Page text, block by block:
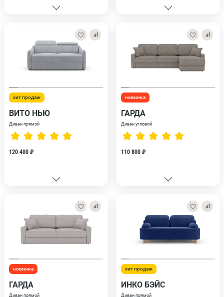
хит продаж
ВИТО НЬЮ
Диван прямой
120 400 ₽
новинка
ГАРДА
Диван угловой
110 800 ₽
новинка
ГАРДА
Диван прямой
хит продаж
ИНКО БЭЙС
Диван прямой